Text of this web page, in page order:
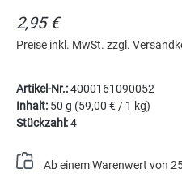
2,95 €
Preise inkl. MwSt. zzgl.
Artikel-Nr.:4000161090052
Inhalt: 50 g (59,00 € / 1 kg)
Stückzahl:4
Ab einem Warenwert von